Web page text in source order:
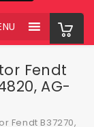
Fendt
AG-
Fendt B37270,